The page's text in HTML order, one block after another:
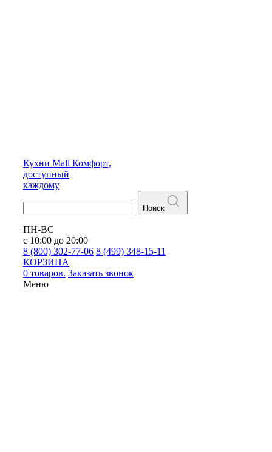
Кухни Mall Комфорт,
доступный
каждому
Поиск
ПН-ВС
с 10:00 до 20:00
8 (800) 302-77-06 8 (499) 348-15-11
КОРЗИНА
0 товаров. Заказать звонок
Меню